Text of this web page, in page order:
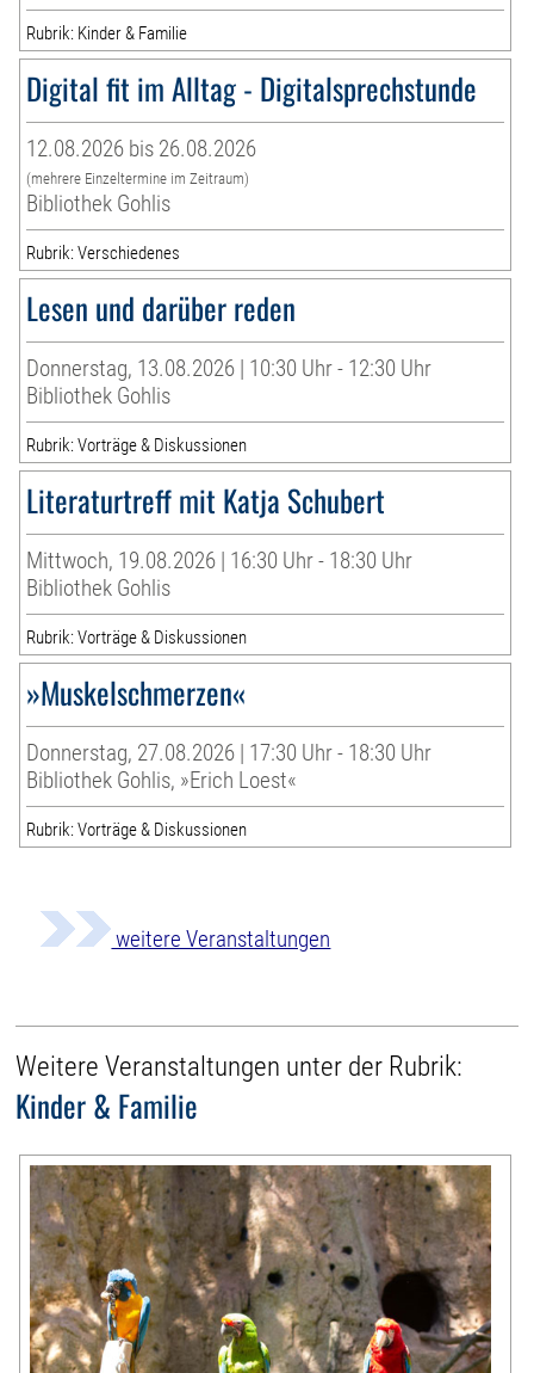
Rubrik: Kinder & Familie
Digital fit im Alltag - Digitalsprechstunde
12.08.2026 bis 26.08.2026
(mehrere Einzeltermine im Zeitraum)
Bibliothek Gohlis
Rubrik: Verschiedenes
Lesen und darüber reden
Donnerstag, 13.08.2026 | 10:30 Uhr - 12:30 Uhr
Bibliothek Gohlis
Rubrik: Vorträge & Diskussionen
Literaturtreff mit Katja Schubert
Mittwoch, 19.08.2026 | 16:30 Uhr - 18:30 Uhr
Bibliothek Gohlis
Rubrik: Vorträge & Diskussionen
»Muskelschmerzen«
Donnerstag, 27.08.2026 | 17:30 Uhr - 18:30 Uhr
Bibliothek Gohlis, »Erich Loest«
Rubrik: Vorträge & Diskussionen
weitere Veranstaltungen
Weitere Veranstaltungen unter der Rubrik:
Kinder & Familie